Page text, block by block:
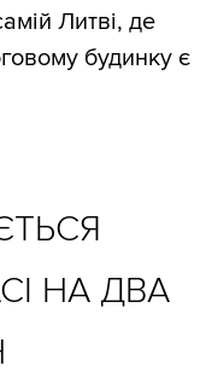
Литві, де
будинку є
НА ДВА